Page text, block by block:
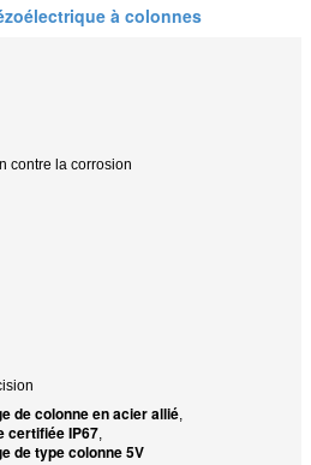
à colonnes
contre la corrosion
de colonne en acier allié,
certifiée IP67,
de type colonne 5V